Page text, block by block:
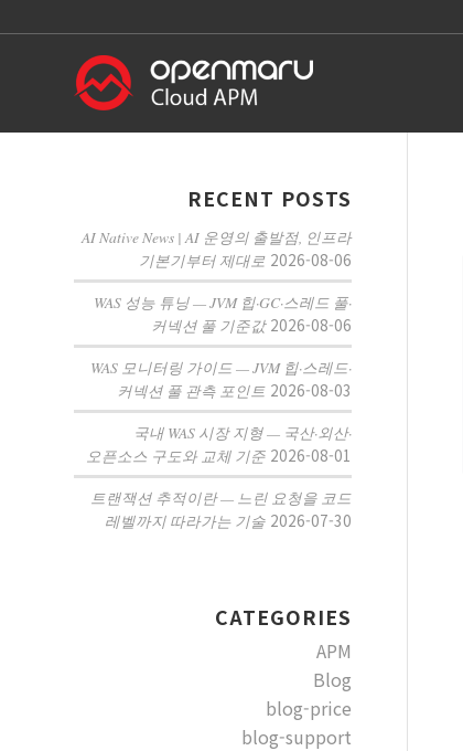
RECENT POSTS
AI Native News | AI 운영의 출발점, 인프라
기본기부터 제대로 2026-08-06
WAS 성능 튜닝 — JVM 힙·GC·스레드 풀·
커넥션 풀 기준값 2026-08-06
WAS 모니터링 가이드 — JVM 힙·스레드·
커넥션 풀 관측 포인트 2026-08-03
국내 WAS 시장 지형 — 국산·외산·
오픈소스 구도와 교체 기준 2026-08-01
트랜잭션 추적이란 — 느린 요청을 코드
레벨까지 따라가는 기술 2026-07-30
CATEGORIES
APM
Blog
blog-price
blog-support